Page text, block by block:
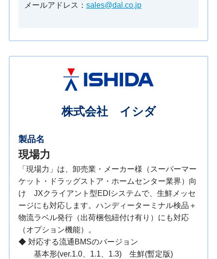
メールアドレス：sales@dal.co.jp
株式会社 イシダ
製品名
現場力
「現場力」は、卸売業・メーカー様（スーパーマー
ケット・ドラッグストア・ホームセンター業界）向
け JXクライアント型EDIシステムで、生鮮メッセ
ージにも対応します。ハンディーターミナル検品＋
物流ラベル発行（出荷梱包紐付け有り）にも対応
（オプション機能）。
◆ 対応する流通BMSのバージョン
基本形(ver.1.0、1.1、1.3) 生鮮(暫定版)